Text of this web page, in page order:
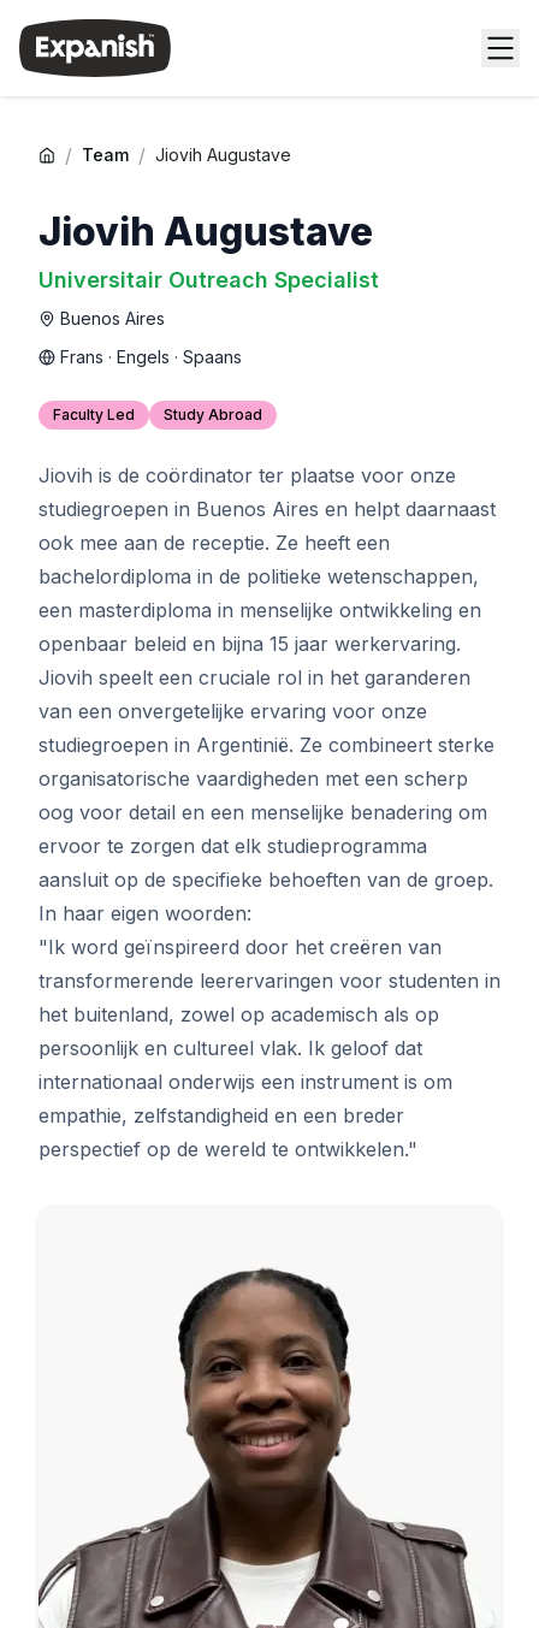
/ Team / Jiovih Augustave
Jiovih Augustave
Universitair Outreach Specialist
Buenos Aires
Frans · Engels · Spaans
Faculty Led Study Abroad
Jiovih is de coördinator ter plaatse voor onze
studiegroepen in Buenos Aires en helpt daarnaast
ook mee aan de receptie. Ze heeft een
bachelordiploma in de politieke wetenschappen,
een masterdiploma in menselijke ontwikkeling en
openbaar beleid en bijna 15 jaar werkervaring.
Jiovih speelt een cruciale rol in het garanderen
van een onvergetelijke ervaring voor onze
studiegroepen in Argentinië. Ze combineert sterke
organisatorische vaardigheden met een scherp
oog voor detail en een menselijke benadering om
ervoor te zorgen dat elk studieprogramma
aansluit op de specifieke behoeften van de groep.
In haar eigen woorden:
"Ik word geïnspireerd door het creëren van
transformerende leerervaringen voor studenten in
het buitenland, zowel op academisch als op
persoonlijk en cultureel vlak. Ik geloof dat
internationaal onderwijs een instrument is om
empathie, zelfstandigheid en een breder
perspectief op de wereld te ontwikkelen."